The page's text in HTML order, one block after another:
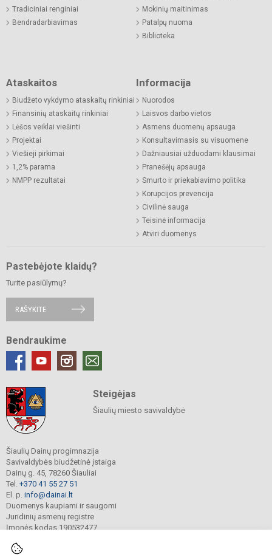
Tradiciniai renginiai
Bendradarbiavimas
Mokinių maitinimas
Patalpų nuoma
Biblioteka
Ataskaitos
Biudžeto vykdymo ataskaitų rinkiniai
Finansinių ataskaitų rinkiniai
Lėšos veiklai viešinti
Projektai
Viešieji pirkimai
1,2% parama
NMPP rezultatai
Informacija
Nuorodos
Laisvos darbo vietos
Asmens duomenų apsauga
Konsultavimasis su visuomene
Dažniausiai užduodami klausimai
Pranešėjų apsauga
Smurto ir priekabiavimo politika
Korupcijos prevencija
Civilinė sauga
Teisinė informacija
Atviri duomenys
Pastebėjote klaidų?
Turite pasiūlymų?
RAŠYKITE
Bendraukime
Steigėjas
Šiaulių miesto savivaldybė
Šiaulių Dainų progimnazija
Savivaldybės biudžetinė įstaiga
Dainų g. 45, 78260 Šiauliai
Tel. +370 41 55 27 51
El. p. info@dainai.lt
Duomenys kaupiami ir saugomi
Juridinių asmenų registre
Įmonės kodas 190532477